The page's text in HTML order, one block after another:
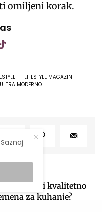
omiljeni korak.
LIFESTYLE MAGAZIN
ULTRA MODERNO
Kako jesti kvalitetno
za kuhanje?